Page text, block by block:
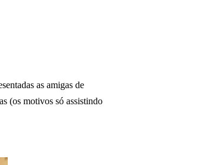
as amigas de
(os motivos só assistindo